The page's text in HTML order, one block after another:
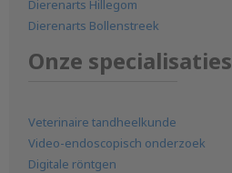
Dierenarts Hillegom
Dierenarts Bollenstreek
Onze specialisaties
Veterinaire tandheelkunde
Video-endoscopisch onderzoek
Digitale röntgen